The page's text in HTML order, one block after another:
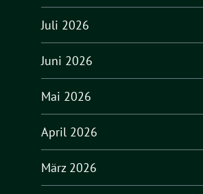
Juli 2026
Juni 2026
Mai 2026
April 2026
März 2026